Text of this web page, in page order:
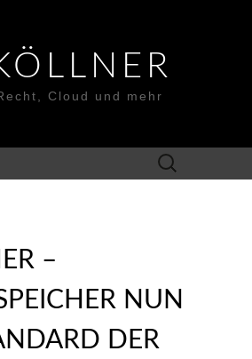
Cloud und mehr
Suchen
nach:
–
NUN
DER